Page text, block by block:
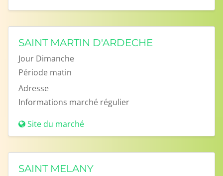
SAINT MARTIN D'ARDECHE
Jour Dimanche
Période matin
Adresse
Informations marché régulier
Site du marché
SAINT MELANY